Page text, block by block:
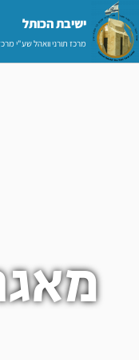
דילוג
לתוכן
ישיבת הכותל​
מרכז תורני וואהל שע"י